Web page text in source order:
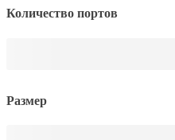
Количество портов
Размер